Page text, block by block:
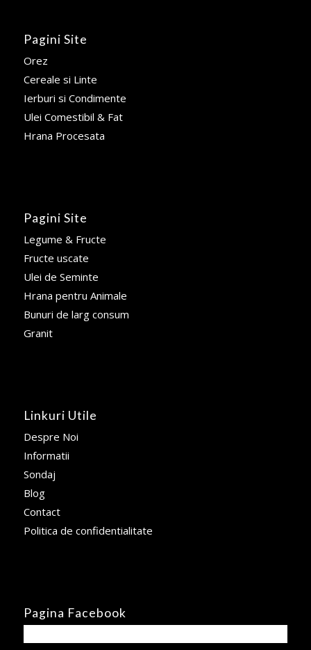
Pagini Site
Orez
Cereale si Linte
Ierburi si Condimente
Ulei Comestibil & Fat
Hrana Procesata
Pagini Site
Legume & Fructe
Fructe uscate
Ulei de Seminte
Hrana pentru Animale
Bunuri de larg consum
Granit
Linkuri Utile
Despre Noi
Informatii
Sondaj
Blog
Contact
Politica de confidentialitate
Pagina Facebook